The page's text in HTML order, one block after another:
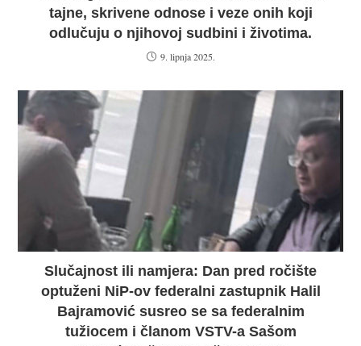
tajne, skrivene odnose i veze onih koji
odlučuju o njihovoj sudbini i životima.
9. lipnja 2025.
Slučajnost ili namjera: Dan pred ročište
optuženi NiP-ov federalni zastupnik Halil
Bajramović susreo se sa federalnim
tužiocem i članom VSTV-a Sašom